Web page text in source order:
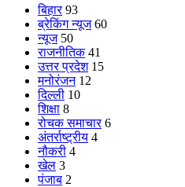
बिहार 93
ब्रेकिंग न्यूज 60
न्यूज 50
राजनीतिक 41
उत्तर प्रदेश 15
मनोरंजन 12
दिल्ली 10
शिक्षा 8
रोचक समाचार 6
अंतर्राष्ट्रीय 4
नौकरी 4
खेल 3
पंजाब 2